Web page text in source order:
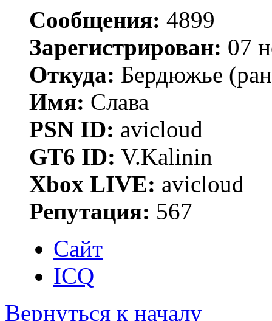
Сообщения: 4899
Зарегистрирован: 07
Откуда: Бердюжье
Имя: Слава
PSN ID: avicloud
GT6 ID: V.Kalinin
Xbox LIVE: avicloud
Репутация: 567
Сайт
ICQ
Вернуться к началу